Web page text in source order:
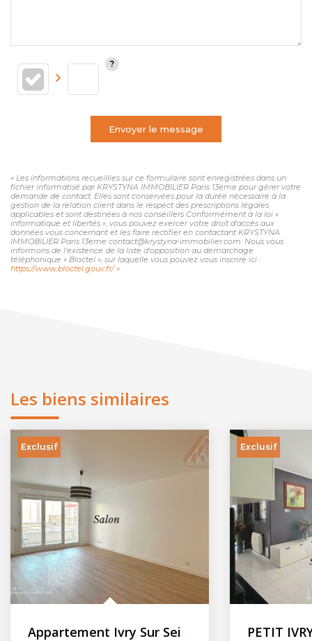
Envoyer le message
« Les informations recueillies sur ce formulaire sont enregistrées dans un
fichier informatisé par KRYSTYNA IMMOBILIER Paris 13eme pour gérer votre
demande de contact. Elles sont conservées pour la durée nécessaire à la
gestion de la relation client dans le respect des prescriptions légales
applicables et sont destinées à nos conseillers Conformément à la loi «
informatique et libertés », vous pouvez exercer votre droit d'accès aux
données vous concernant et les faire rectifier en contactant KRYSTYNA
IMMOBILIER Paris 13eme contact@krystyna-immobilier.com. Nous vous
informons de l'existence de la liste d'opposition au démarchage
téléphonique « Bloctel », sur laquelle vous pouvez vous inscrire ici :
https://www.bloctel.gouv.fr/»
Les biens similaires
Exclusif
PETIT IVRY - Elégante F4/5 avec Terrasse - Véranda - ...
Exclusif